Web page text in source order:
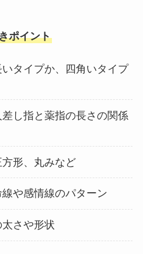
ポイント
タイプか、四角いタイプ
し指と薬指の長さの関係
形、丸みなど
や感情線のパターン
さや形状